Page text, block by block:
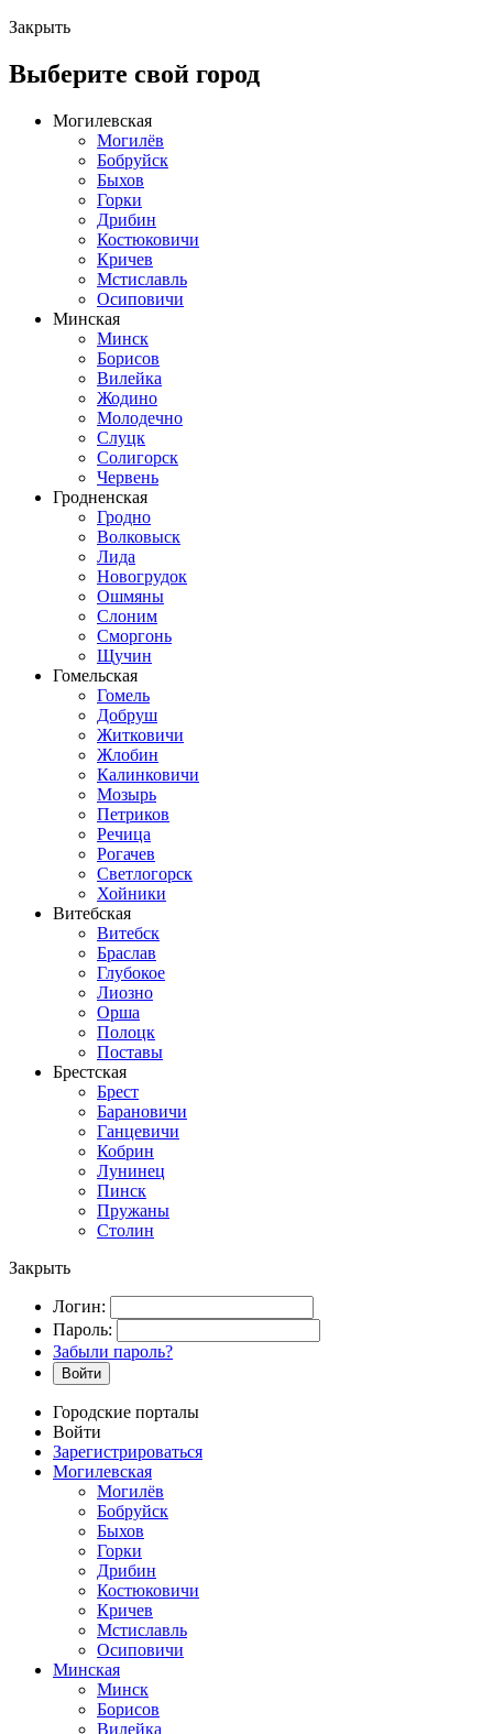
Закрыть
Выберите свой город
Могилевская
Могилёв
Бобруйск
Быхов
Горки
Дрибин
Костюковичи
Кричев
Мстиславль
Осиповичи
Минская
Минск
Борисов
Вилейка
Жодино
Молодечно
Слуцк
Солигорск
Червень
Гродненская
Гродно
Волковыск
Лида
Новогрудок
Ошмяны
Слоним
Сморгонь
Щучин
Гомельская
Гомель
Добруш
Житковичи
Жлобин
Калинковичи
Мозырь
Петриков
Речица
Рогачев
Светлогорск
Хойники
Витебская
Витебск
Браслав
Глубокое
Лиозно
Орша
Полоцк
Поставы
Брестская
Брест
Барановичи
Ганцевичи
Кобрин
Лунинец
Пинск
Пружаны
Столин
Закрыть
Логин:
Пароль:
Забыли пароль?
Войти
Городские порталы
Войти
Зарегистрироваться
Могилевская
Могилёв
Бобруйск
Быхов
Горки
Дрибин
Костюковичи
Кричев
Мстиславль
Осиповичи
Минская
Минск
Борисов
Вилейка